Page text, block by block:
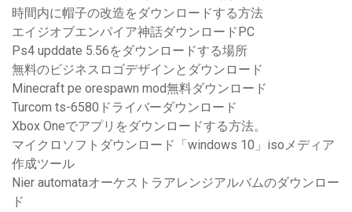
時間内に帽子の改造をダウンロードする方法
エイジオブエンパイア神話ダウンロードPC
Ps4 upddate 5.56をダウンロードする場所
無料のビジネスロゴデザインとダウンロード
Minecraft pe orespawn mod無料ダウンロード
Turcom ts-6580ドライバーダウンロード
Xbox Oneでアプリをダウンロードする方法。
マイクロソフトダウンロード「windows 10」isoメディア
作成ツール
Nier automataオーケストラアレンジアルバムのダウンロー
ド